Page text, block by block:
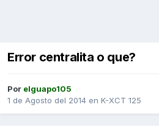
Error centralita o que?
Por elguapo105
1 de Agosto del 2014 en K-XCT 125